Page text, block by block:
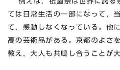
ては日常生活の一部になって，
て，感動しなくなっている。他
高の芸術品がある。京都のよさ
教え，大人も共鳴し合うことが